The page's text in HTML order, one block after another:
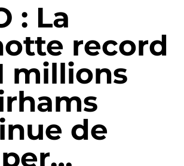
: La
record
millions
de